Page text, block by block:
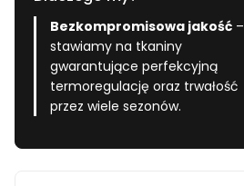
Bezkompromisowa jakość –
stawiamy na tkaniny
gwarantujące perfekcyjną
termoregulację oraz trwałość
przez wiele sezonów.